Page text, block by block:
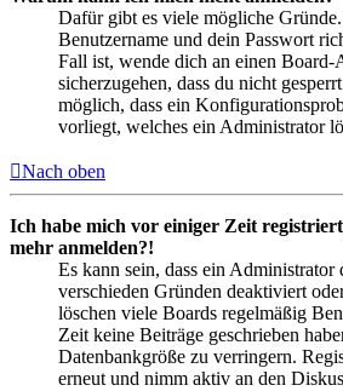
Dafür gibt es viele mögliche
Benutzername und dein Passwort
Fall ist, wende dich an einen Board-
sicherzugehen, dass du nicht
möglich, dass ein
vorliegt, welches ein Administrator
Nach oben
Ich habe mich vor einiger Zeit
mehr anmelden?!
Es kann sein, dass ein Administrator
verschieden Gründen deaktiviert
löschen viele Boards regelmäßig
Zeit keine Beiträge geschrieben
Datenbankgröße zu verringern.
erneut und nimm aktiv an den